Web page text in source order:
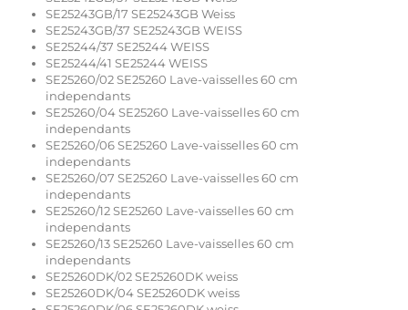
SE25243GB/17 SE25243GB Weiss
SE25243GB/37 SE25243GB WEISS
SE25244/37 SE25244 WEISS
SE25244/41 SE25244 WEISS
SE25260/02 SE25260 Lave-vaisselles 60 cm
independants
SE25260/04 SE25260 Lave-vaisselles 60 cm
independants
SE25260/06 SE25260 Lave-vaisselles 60 cm
independants
SE25260/07 SE25260 Lave-vaisselles 60 cm
independants
SE25260/12 SE25260 Lave-vaisselles 60 cm
independants
SE25260/13 SE25260 Lave-vaisselles 60 cm
independants
SE25260DK/02 SE25260DK weiss
SE25260DK/04 SE25260DK weiss